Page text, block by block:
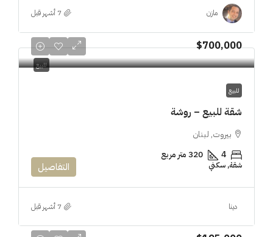
مازن
للبيع
$700,000
للبيع
شقة للبيع – روشة
بيروت, لبنان
4 320 متر مربع
شقة, سكني التفاصيل
دينا